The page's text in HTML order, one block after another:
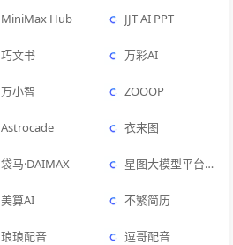
MiniMax Hub JJT AI PPT
巧文书 万彩AI
万小智 ZOOOP
Astrocade 衣来图
袋马·DAIMAX 星图大模型平台AstraFlow
美算AI 不繁简历
琅琅配音 逗哥配音